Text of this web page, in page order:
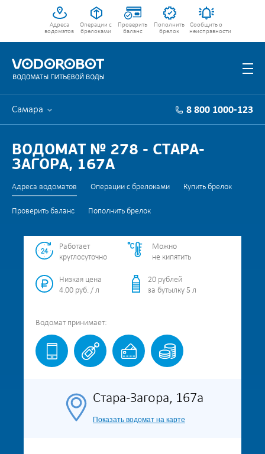
Адреса
водоматов
Операции с
брелоками
Проверить
баланс
Пополнить
брелок
Сообщить о
неисправности
Самара 8 800 1000-123
ВОДОМАТ № 278 - СТАРА-
ЗАГОРА, 167А
Адреса водоматов Операции с брелоками Купить брелок
Проверить баланс Пополнить брелок
Работает
круглосуточно
Можно
не кипятить
Низкая цена
4.00 руб. / л
20 рублей
за бутылку 5 л
Водомат принимает:
Стара-Загора, 167а
Показать водомат на карте